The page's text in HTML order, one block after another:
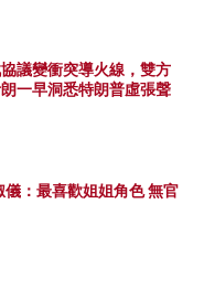
議變衝突導火線，雙方
一早洞悉特朗普虛張聲
：最喜歡姐姐角色 無官